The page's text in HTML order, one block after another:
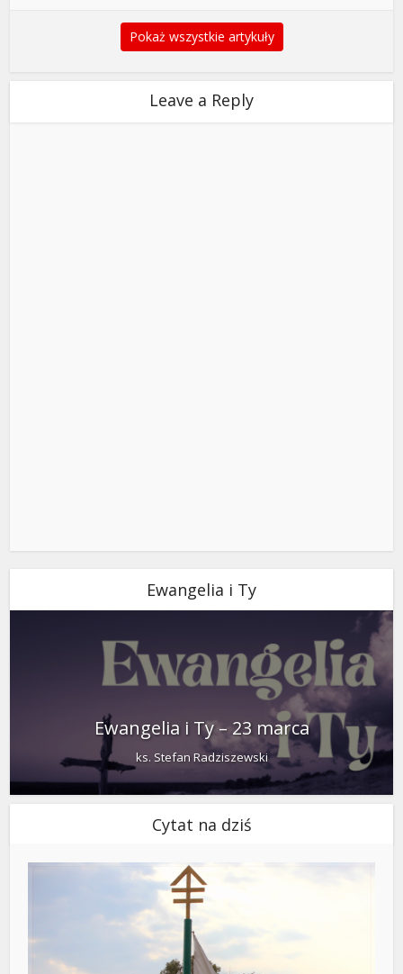
Pokaż wszystkie artykuły
Leave a Reply
Ewangelia i Ty
Ewangelia i Ty – 23 marca
ks. Stefan Radziszewski
Cytat na dziś